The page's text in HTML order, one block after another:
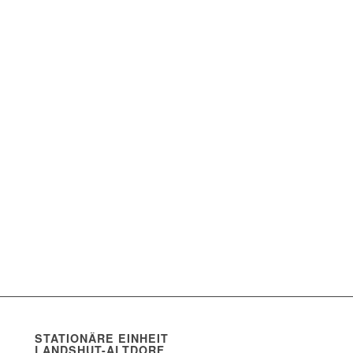
STATIONÄRE EINHEIT